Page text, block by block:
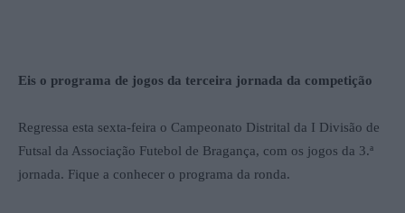
Eis o programa de jogos da terceira jornada da competição
Regressa esta sexta-feira o Campeonato Distrital da I Divisão de
Futsal da Associação Futebol de Bragança, com os jogos da 3.ª
jornada. Fique a conhecer o programa da ronda.